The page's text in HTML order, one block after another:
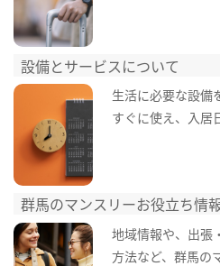
設備とサービスについて
生活に必要な設備
すぐに使え、入居
群馬のマンスリーお役立ち情
地域情報や、出張
方法など、群馬の